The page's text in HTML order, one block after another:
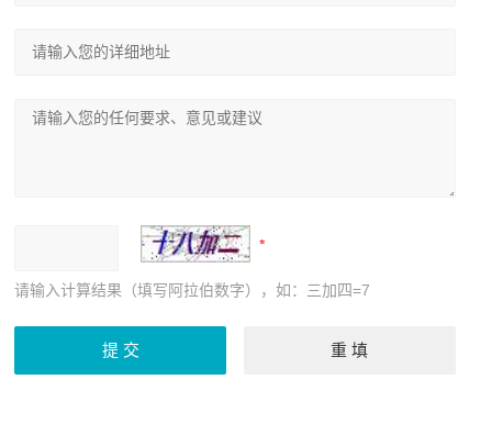
请输入计算结果（填写阿拉伯数字），如：三加四=7